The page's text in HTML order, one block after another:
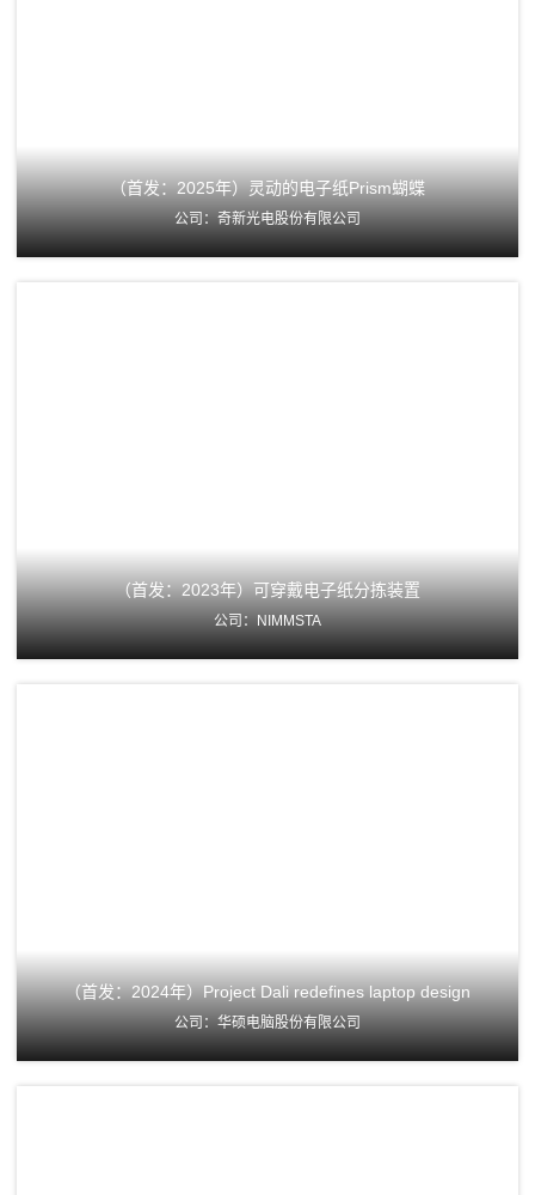
（首发：2025年）灵动的电子纸Prism蝴蝶
公司：奇新光电股份有限公司
（首发：2023年）可穿戴电子纸分拣装置
公司：NIMMSTA
（首发：2024年）Project Dali redefines laptop design
公司：华硕电脑股份有限公司